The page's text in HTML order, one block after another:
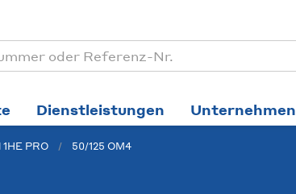
Dienstleistungen Unternehmen
PRO 50/125 OM4